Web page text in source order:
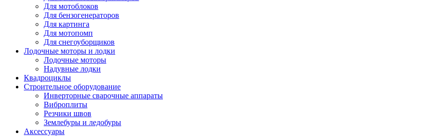
Для мотоблоков
Для бензогенераторов
Для картинга
Для мотопомп
Для снегоуборщиков
Лодочные моторы и лодки
Лодочные моторы
Надувные лодки
Квадроциклы
Строительное оборудование
Инверторные сварочные аппараты
Виброплиты
Резчики швов
Землебуры и ледобуры
Аксессуары